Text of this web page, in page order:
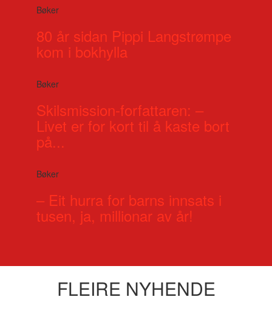
Bøker
80 år sidan Pippi Langstrømpe
kom i bokhylla
Bøker
Skilsmission-forfattaren: –
Livet er for kort til å kaste bort
på...
Bøker
– Eit hurra for barns innsats i
tusen, ja, millionar av år!
FLEIRE NYHENDE